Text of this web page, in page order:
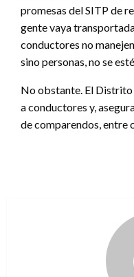
promesas del SITP de
gente vaya
conductores no
sino personas, no se
No obstante. El
a conductores y,
de comparendos, entre